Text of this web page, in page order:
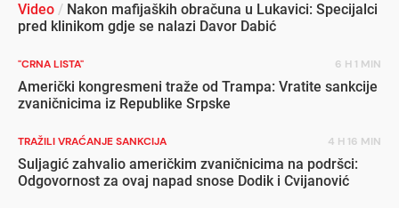
Video / Nakon mafijaških obračuna u Lukavici: Specijalci
pred klinikom gdje se nalazi Davor Dabić
"CRNA LISTA" 6 H 1 MIN
Američki kongresmeni traže od Trampa: Vratite sankcije
zvaničnicima iz Republike Srpske
TRAŽILI VRAĆANJE SANKCIJA 4 H 16 MIN
Suljagić zahvalio američkim zvaničnicima na podršci:
Odgovornost za ovaj napad snose Dodik i Cvijanović